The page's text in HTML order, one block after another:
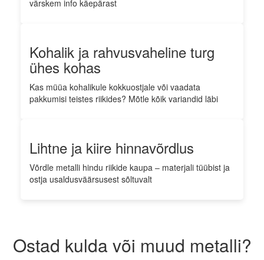
värskem info käepärast
Kohalik ja rahvusvaheline turg
ühes kohas
Kas müüa kohalikule kokkuostjale või vaadata
pakkumisi teistes riikides? Mõtle kõik variandid läbi
Lihtne ja kiire hinnavõrdlus
Võrdle metalli hindu riikide kaupa – materjali tüübist ja
ostja usaldusväärsusest sõltuvalt
Ostad kulda või muud metalli?